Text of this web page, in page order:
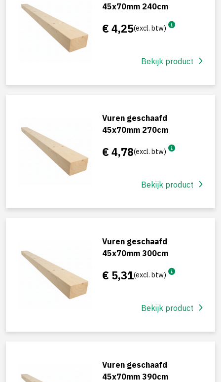
45x70mm 240cm
€ 4,25(excl. btw)
Bekijk product
Vuren geschaafd
45x70mm 270cm
€ 4,78(excl. btw)
Bekijk product
Vuren geschaafd
45x70mm 300cm
€ 5,31(excl. btw)
Bekijk product
Vuren geschaafd
45x70mm 390cm